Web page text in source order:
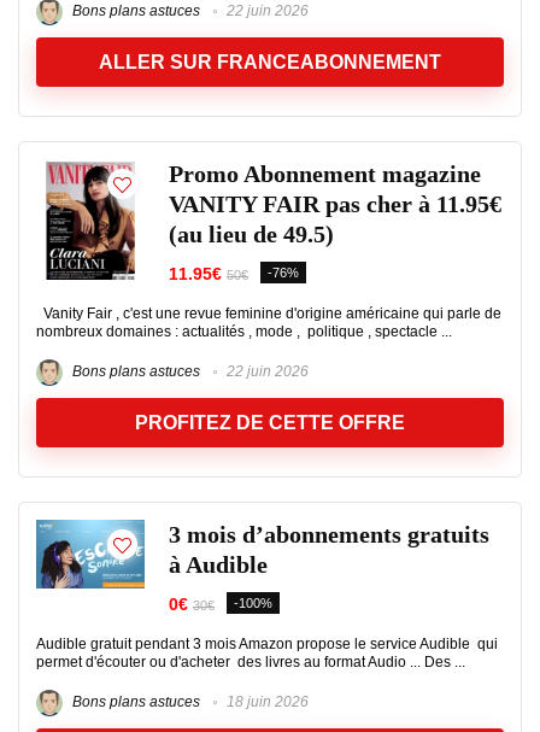
Bons plans astuces 22 juin 2026
ALLER SUR FRANCEABONNEMENT
Promo Abonnement magazine
VANITY FAIR pas cher à 11.95€
(au lieu de 49.5)
11.95€ 50€ -76%
Vanity Fair , c'est une revue feminine d'origine américaine qui parle de
nombreux domaines : actualités , mode , politique , spectacle ...
Bons plans astuces 22 juin 2026
PROFITEZ DE CETTE OFFRE
3 mois d’abonnements gratuits
à Audible
0€ 30€ -100%
Audible gratuit pendant 3 mois Amazon propose le service Audible qui
permet d'écouter ou d'acheter des livres au format Audio ... Des ...
Bons plans astuces 18 juin 2026